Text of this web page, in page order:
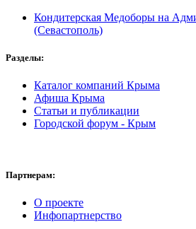
Кондитерская Медоборы на
(Севастополь)
Разделы:
Каталог компаний Крыма
Афиша Крыма
Статьи и публикации
Городской форум - Крым
Партнерам:
О проекте
Инфопартнерство